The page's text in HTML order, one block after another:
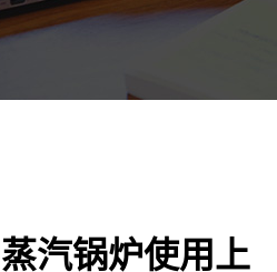
汽锅炉使用上